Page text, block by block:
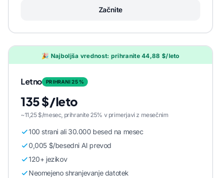
Začnite
🎉 Najboljša vrednost: prihranite 44,88 $/leto
Letno PRIHRANI 25 %
135 $/leto
~11,25 $/mesec, prihranite 25% v primerjavi z mesečnim
100 strani ali 30.000 besed na mesec
0,005 $/besedni AI prevod
120+ jezikov
Neomejeno shranjevanje datotek